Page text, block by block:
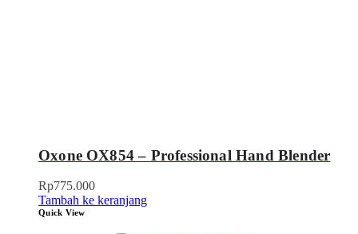
Oxone OX854 – Professional Hand Blender
Rp775.000
Tambah ke keranjang
Quick View